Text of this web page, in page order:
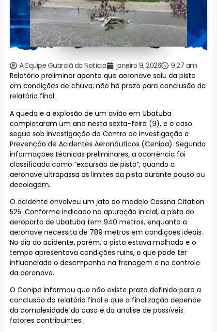
A Equipe Guardiã da Notícia janeiro 9, 2026
9:27 am
Relatório preliminar aponta que aeronave saiu da pista
em condições de chuva; não há prazo para conclusão do
relatório final.
A queda e a explosão de um avião em Ubatuba
completaram um ano nesta sexta-feira (9), e o caso
segue sob investigação do Centro de Investigação e
Prevenção de Acidentes Aeronáuticos (Cenipa). Segundo
informações técnicas preliminares, a ocorrência foi
classificada como “excursão de pista”, quando a
aeronave ultrapassa os limites da pista durante pouso ou
decolagem.
O acidente envolveu um jato do modelo Cessna Citation
525. Conforme indicado na apuração inicial, a pista do
aeroporto de Ubatuba tem 940 metros, enquanto a
aeronave necessita de 789 metros em condições ideais.
No dia do acidente, porém, a pista estava molhada e o
tempo apresentava condições ruins, o que pode ter
influenciado o desempenho na frenagem e no controle
da aeronave.
O Cenipa informou que não existe prazo definido para a
conclusão do relatório final e que a finalização depende
da complexidade do caso e da análise de possíveis
fatores contribuintes.